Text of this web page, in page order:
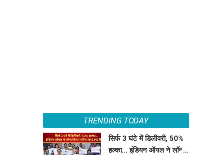
TRENDING TODAY
सिर्फ 3 घंटे में डिलीवरी, 50%
हल्का... इंडियन ऑयल ने लॉन्च